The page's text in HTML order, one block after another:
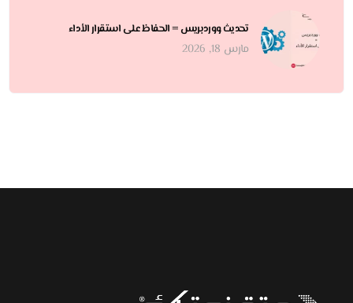
تحديث ووردبريس = الحفاظ على استقرار الأداء
مارس 18, 2026